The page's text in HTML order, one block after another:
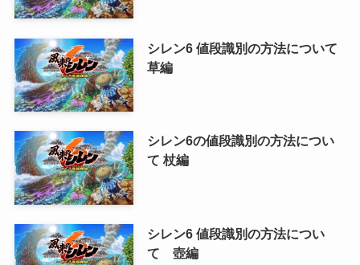
シレン6 値段識別の方法について
草編
シレン6の値段識別の方法につい
て 杖編
シレン6 値段識別の方法につい
て 壺編